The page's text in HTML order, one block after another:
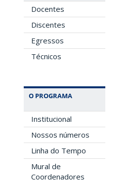
Docentes
Discentes
Egressos
Técnicos
O PROGRAMA
Institucional
Nossos números
Linha do Tempo
Mural de
Coordenadores